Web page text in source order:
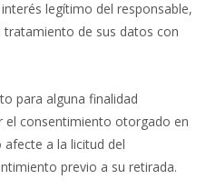
legítimo del responsable,
de sus datos con
para alguna finalidad
el consentimiento otorgado en
a la licitud del
previo a su retirada.